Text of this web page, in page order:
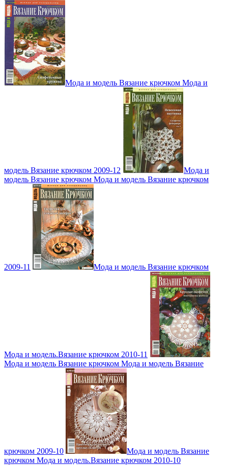
Мода и модель Вязание крючком Мода и
модель Вязание крючком 2009-12
Мода и
модель Вязание крючком Мода и модель Вязание крючком
2009-11 Мода и модель Вязание крючком
Мода и модель.Вязание крючком 2010-11
Мода и модель Вязание крючком Мода и модель Вязание
крючком 2009-10
Мода и модель Вязание
крючком Мода и модель.Вязание крючком 2010-10